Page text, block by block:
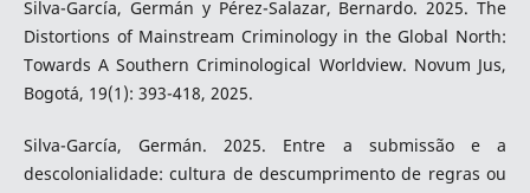
Silva-García, Germán y Pérez-Salazar, Bernardo. 2025. The
Distortions of Mainstream Criminology in the Global North:
Towards A Southern Criminological Worldview. Novum Jus,
Bogotá, 19(1): 393-418, 2025.
Silva-García, Germán. 2025. Entre a submissão e a
descolonialidade: cultura de descumprimento de regras ou